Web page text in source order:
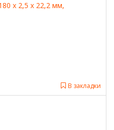
х 2,5 х 22,2 мм,
В закладки